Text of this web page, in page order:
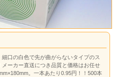
口の白色で先が曲がらないタイプのス
ーカー直送につき品質と価格はお任せ
。一本あたり0.95円！！500本